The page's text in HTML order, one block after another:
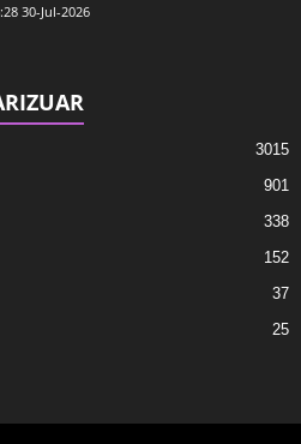
30-Jul-2026
3015
901
338
152
37
25